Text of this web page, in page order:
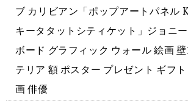
ブ カリビアン「ポップアートパネル
キータタットシティケット」ジョニ
ボード グラフィック ウォール 絵画
テリア 額 ポスター プレゼント ギフ
画 俳優